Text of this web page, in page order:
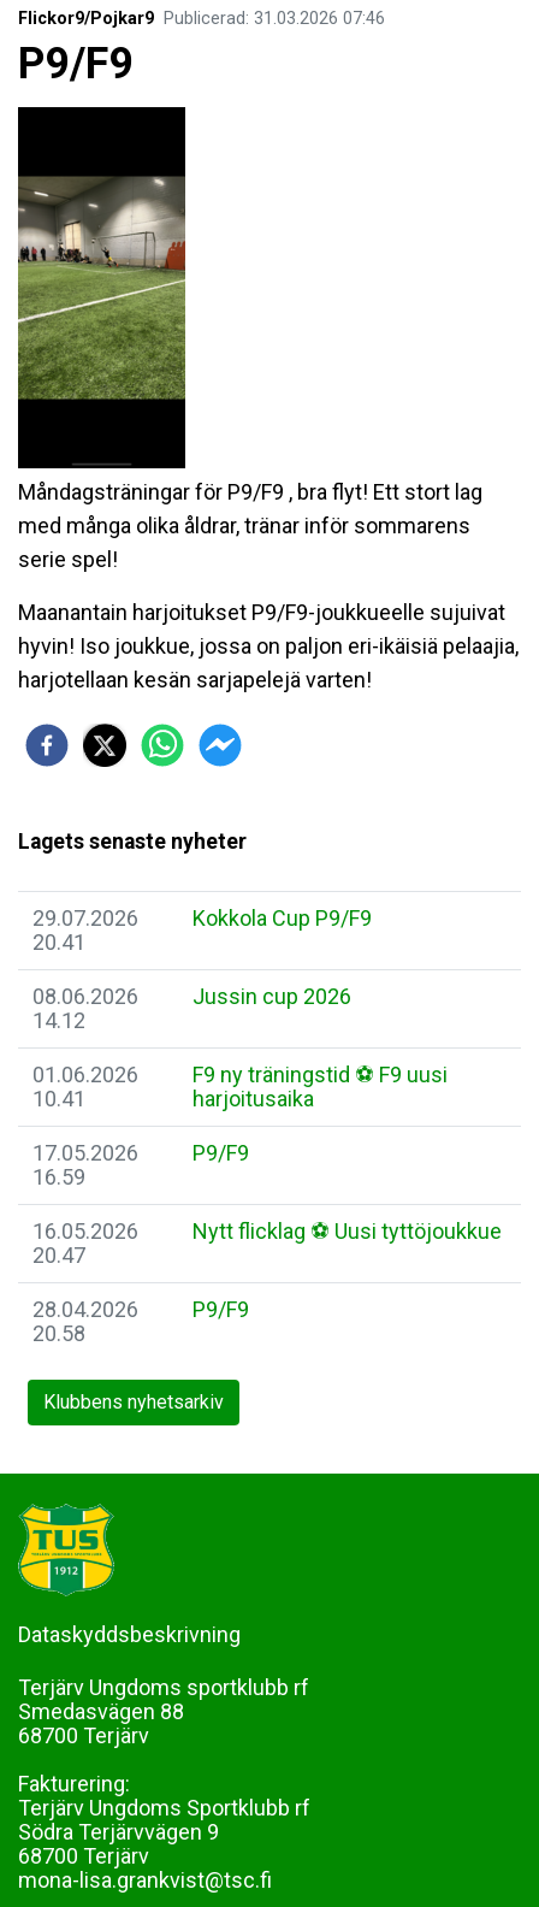
Flickor9/Pojkar9 Publicerad: 31.03.2026 07:46
P9/F9
Måndagsträningar för P9/F9 , bra flyt! Ett stort lag
med många olika åldrar, tränar inför sommarens
serie spel!
Maanantain harjoitukset P9/F9-joukkueelle sujuivat
hyvin! Iso joukkue, jossa on paljon eri-ikäisiä pelaajia,
harjotellaan kesän sarjapelejä varten!
Lagets senaste nyheter
29.07.2026
20.41
Kokkola Cup P9/F9
08.06.2026
14.12
Jussin cup 2026
01.06.2026
10.41
F9 ny träningstid ⚽️ F9 uusi
harjoitusaika
17.05.2026
16.59
P9/F9
16.05.2026
20.47
Nytt flicklag ⚽️ Uusi tyttöjoukkue
28.04.2026
20.58
P9/F9
Klubbens nyhetsarkiv
Dataskyddsbeskrivning
Terjärv Ungdoms sportklubb rf
Smedasvägen 88
68700 Terjärv
Fakturering:
Terjärv Ungdoms Sportklubb rf
Södra Terjärvvägen 9
68700 Terjärv
mona-lisa.grankvist@tsc.fi